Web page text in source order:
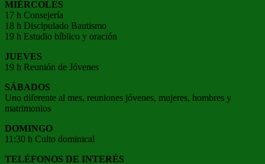
MIÉRCOLES
17 h Consejería
18 h Discipulado Bautismo
19 h Estudio bíblico y oración
JUEVES
19 h Reunión de Jóvenes
SÁBADOS
Uno diferente al mes, reuniones jóvenes, mujeres, hombres y
matrimonios
DOMINGO
11:30 h Culto dominical
TELÉFONOS DE INTERÉS